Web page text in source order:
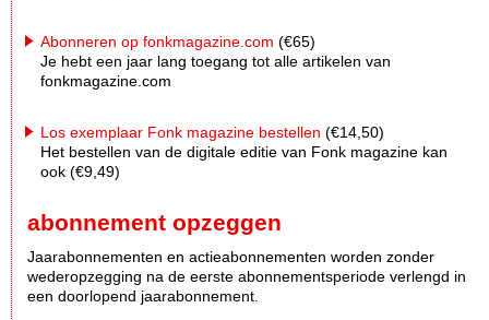
Abonneren op fonkmagazine.com (€65)
Je hebt een jaar lang toegang tot alle artikelen van
fonkmagazine.com
Los exemplaar Fonk magazine bestellen (€14,50)
Het bestellen van de digitale editie van Fonk magazine kan
ook (€9,49)
abonnement opzeggen
Jaarabonnementen en actieabonnementen worden zonder
wederopzegging na de eerste abonnementsperiode verlengd in
een doorlopend jaarabonnement.